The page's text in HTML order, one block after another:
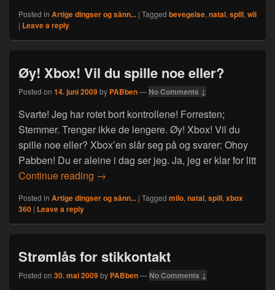
Posted in Artige dingser og sånn... | Tagged bevegelse, natal, spill, wii
| Leave a reply
Øy! Xbox! Vil du spille noe eller?
Posted on 14. juni 2009by PABben— No Comments ↓
Svarte! Jeg har rotet bort kontrollene! Forresten;
Stemmer. Trenger ikke de lengere. Øy! Xbox! Vil du
spille noe eller? Xbox’en slår seg på og svarer: Ohoy
Pabben! Du er aleine i dag ser jeg. Ja, jeg er klar for litt
Continue reading Øy! Xbox! Vil du spille noe eller?
→
Posted in Artige dingser og sånn... | Tagged milo, natal, spill, xbox
360 | Leave a reply
Strømlås for stikkontakt
Posted on 30. mai 2009by PABben— No Comments ↓